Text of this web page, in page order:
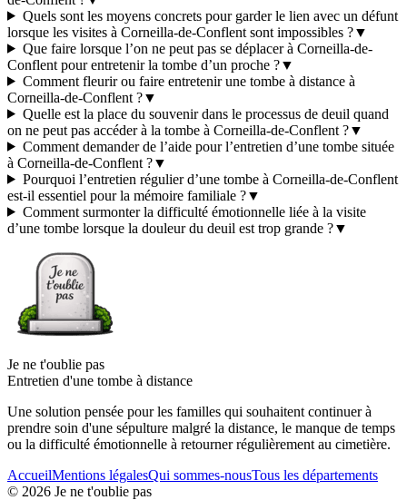
Quels sont les moyens concrets pour garder le lien avec un défunt
lorsque les visites à Corneilla-de-Conflent sont impossibles ?▼
Que faire lorsque l’on ne peut pas se déplacer à Corneilla-de-
Conflent pour entretenir la tombe d’un proche ?▼
Comment fleurir ou faire entretenir une tombe à distance à
Corneilla-de-Conflent ?▼
Quelle est la place du souvenir dans le processus de deuil quand
on ne peut pas accéder à la tombe à Corneilla-de-Conflent ?▼
Comment demander de l’aide pour l’entretien d’une tombe située
à Corneilla-de-Conflent ?▼
Pourquoi l’entretien régulier d’une tombe à Corneilla-de-Conflent
est-il essentiel pour la mémoire familiale ?▼
Comment surmonter la difficulté émotionnelle liée à la visite
d’une tombe lorsque la douleur du deuil est trop grande ?▼
Je ne t'oublie pas
Entretien d'une tombe à distance
Une solution pensée pour les familles qui souhaitent continuer à
prendre soin d'une sépulture malgré la distance, le manque de temps
ou la difficulté émotionnelle à retourner régulièrement au cimetière.
AccueilMentions légalesQui sommes-nousTous les départements
© 2026 Je ne t'oublie pas